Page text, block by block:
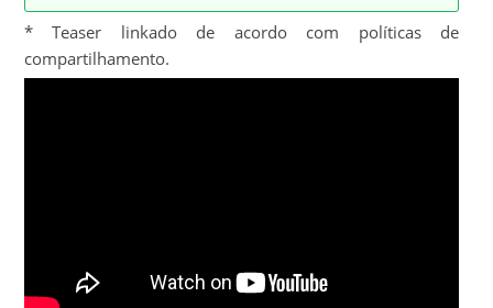
* Teaser linkado de acordo com políticas de
compartilhamento.